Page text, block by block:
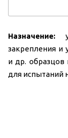
Назначение:
закрепления и
и др.
для испытаний